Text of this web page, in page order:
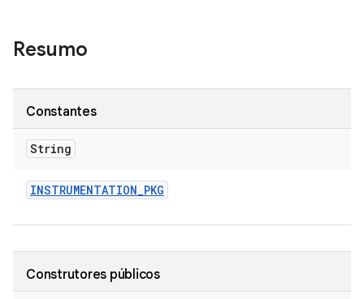
Resumo
Constantes
String
INSTRUMENTATION_PKG
Construtores públicos